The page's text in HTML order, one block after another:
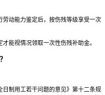
动能力鉴定后，按伤残等级享受一次
能视情况领取一次性伤残补助金。
制用工若干问题的意见》第十二条规